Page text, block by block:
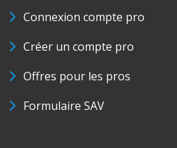
Connexion compte pro
Créer un compte pro
Offres pour les pros
Formulaire SAV